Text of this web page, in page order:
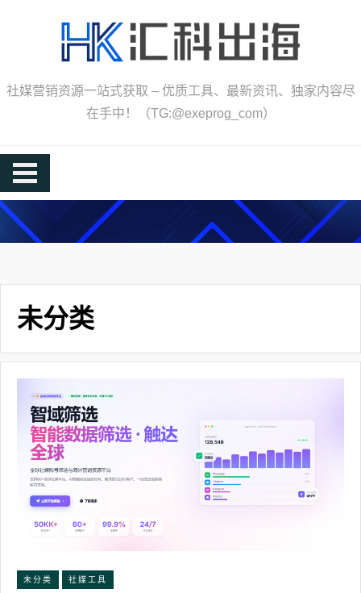
社媒营销资源一站式获取 – 优质工具、最新资讯、独家内容尽
在手中！（TG:@exeprog_com）
未分类
未分类 社媒工具